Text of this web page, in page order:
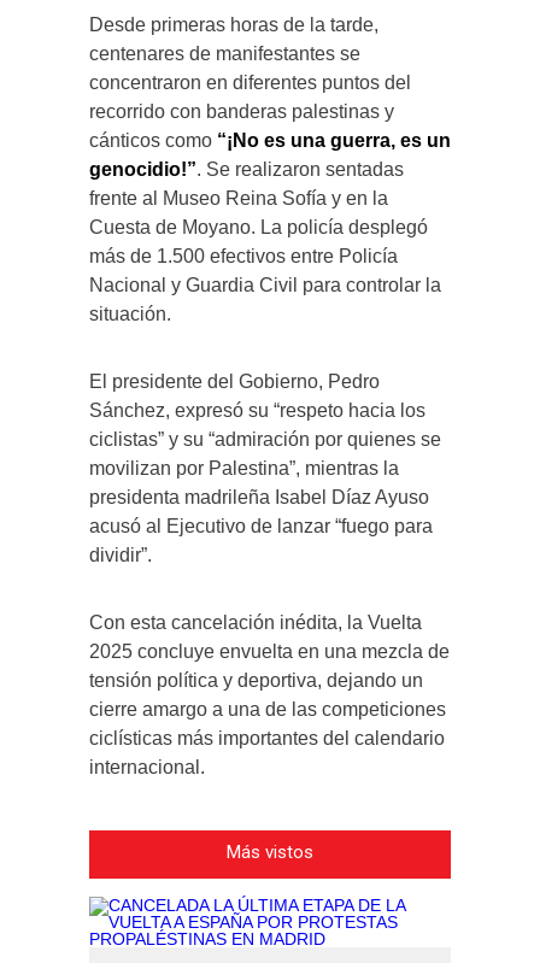
Desde primeras horas de la tarde,
centenares de manifestantes se
concentraron en diferentes puntos del
recorrido con banderas palestinas y
cánticos como “¡No es una guerra, es un
genocidio!”. Se realizaron sentadas
frente al Museo Reina Sofía y en la
Cuesta de Moyano. La policía desplegó
más de 1.500 efectivos entre Policía
Nacional y Guardia Civil para controlar la
situación.
El presidente del Gobierno, Pedro
Sánchez, expresó su “respeto hacia los
ciclistas” y su “admiración por quienes se
movilizan por Palestina”, mientras la
presidenta madrileña Isabel Díaz Ayuso
acusó al Ejecutivo de lanzar “fuego para
dividir”.
Con esta cancelación inédita, la Vuelta
2025 concluye envuelta en una mezcla de
tensión política y deportiva, dejando un
cierre amargo a una de las competiciones
ciclísticas más importantes del calendario
internacional.
Más vistos